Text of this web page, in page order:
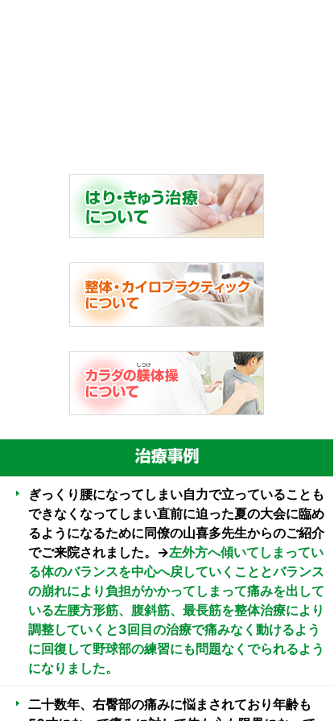
ぎっくり腰になってしまい自力で立っていることも
できなくなってしまい直前に迫った夏の大会に臨め
るようになるために同僚の山喜多先生からのご紹介
でご来院されました。→左外方へ傾いてしまってい
る体のバランスを中心へ戻していくこととバランス
の崩れにより負担がかかってしまって痛みを出して
いる左腰方形筋、腹斜筋、最長筋を整体治療により
調整していくと3回目の治療で痛みなく動けるよう
に回復して野球部の練習にも問題なくでられるよう
になりました。
二十数年、右臀部の痛みに悩まされており年齢も